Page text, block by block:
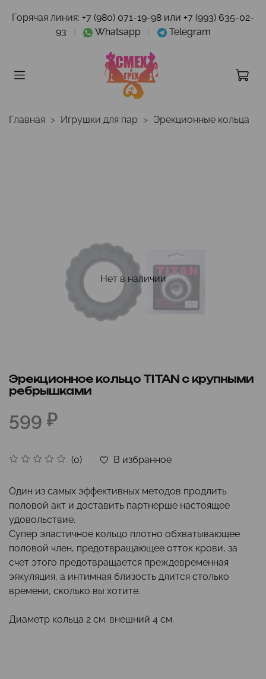
Горячая линия: +7 (980) 071-19-98 или +7 (993) 635-02-
93
Whatsapp Telegram
Главная Игрушки для пар Эрекционные кольца
Нет в наличии
Эрекционное кольцо TITAN с крупными
ребрышками
(0) В избранное
599 ₽
Один из самых эффективных методов продлить
половой акт и доставить партнерше настоящее
удовольствие.
Супер эластичное кольцо плотно обхватывающее
половой член, предотвращающее отток крови, за
счет этого предотвращается преждевременная
эякуляция, а интимная близость длится столько
времени, сколько вы хотите.
Диаметр кольца 2 см. внешний 4 см.